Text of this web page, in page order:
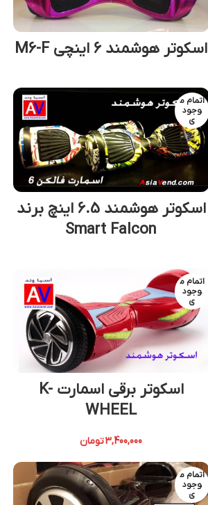
اسکوتر هوشمند 6 اینچی M6-F
اتمام م
وجود
ی
اسکوتر هوشمند 6.5 اینچ برند
Smart Falcon
اتمام م
وجود
ی
اسکوتر برقی اسمارت K-
WHEEL
3,400,000تومان
اتمام م
وجود
ی